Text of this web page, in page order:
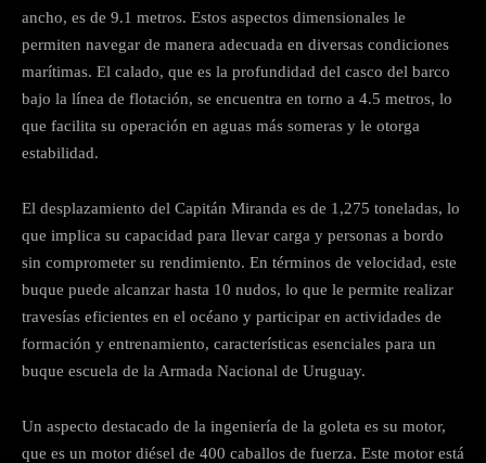
ancho, es de 9.1 metros. Estos aspectos dimensionales le
permiten navegar de manera adecuada en diversas condiciones
marítimas. El calado, que es la profundidad del casco del barco
bajo la línea de flotación, se encuentra en torno a 4.5 metros, lo
que facilita su operación en aguas más someras y le otorga
estabilidad.
El desplazamiento del Capitán Miranda es de 1,275 toneladas, lo
que implica su capacidad para llevar carga y personas a bordo
sin comprometer su rendimiento. En términos de velocidad, este
buque puede alcanzar hasta 10 nudos, lo que le permite realizar
travesías eficientes en el océano y participar en actividades de
formación y entrenamiento, características esenciales para un
buque escuela de la Armada Nacional de Uruguay.
Un aspecto destacado de la ingeniería de la goleta es su motor,
que es un motor diésel de 400 caballos de fuerza. Este motor está